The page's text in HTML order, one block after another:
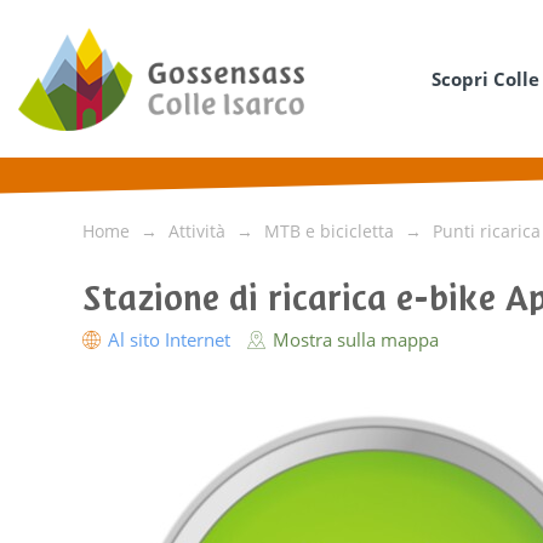
Scopri
Home Attività MTB e bicicletta Punti ricarica
Stazione di ricarica e-bike
Al sito Internet Mostra sulla mappa